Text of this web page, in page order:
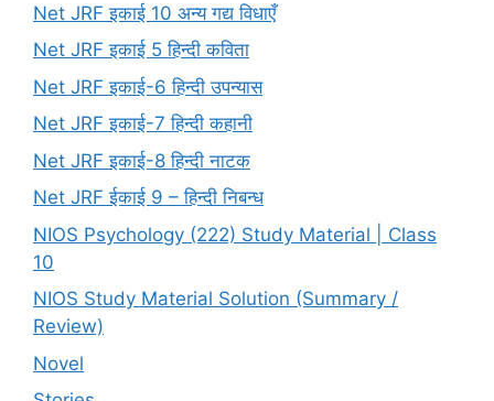
Net JRF इकाई 10 अन्य गद्य विधाएँ
Net JRF इकाई 5 हिन्दी कविता
Net JRF इकाई-6 हिन्दी उपन्यास
Net JRF इकाई-7 हिन्दी कहानी
Net JRF इकाई-8 हिन्दी नाटक
Net JRF ईकाई 9 – हिन्दी निबन्ध
NIOS Psychology (222) Study Material | Class
10
NIOS Study Material Solution (Summary /
Review)
Novel